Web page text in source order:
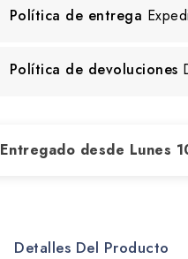
Política de entrega
Política de devoluciones
Entregado desde Lunes
Detalles Del Producto